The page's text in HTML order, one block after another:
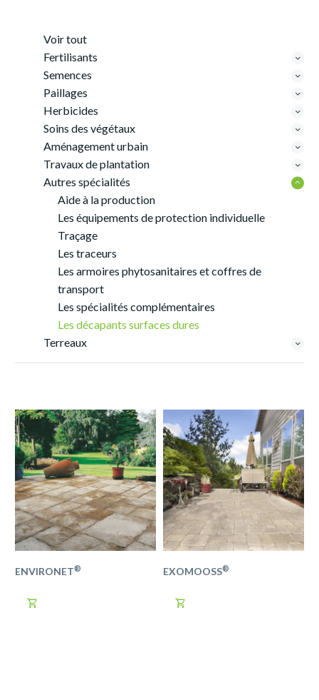
Voir tout
Fertilisants
Semences
Paillages
Herbicides
Soins des végétaux
Aménagement urbain
Travaux de plantation
Autres spécialités
Aide à la production
Les équipements de protection individuelle
Traçage
Les traceurs
Les armoires phytosanitaires et coffres de
transport
Les spécialités complémentaires
Les décapants surfaces dures
Terreaux
ENVIRONET®

EXOMOOSS®
